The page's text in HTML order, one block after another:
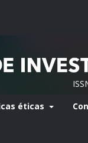
éticas